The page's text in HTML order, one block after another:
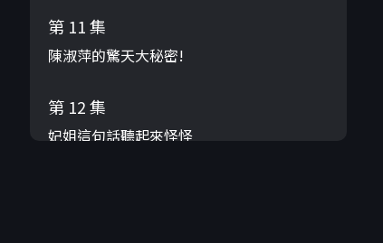
第 11 集
陳淑萍的驚天大秘密!
第 12 集
妃姐這句話聽起來怪怪